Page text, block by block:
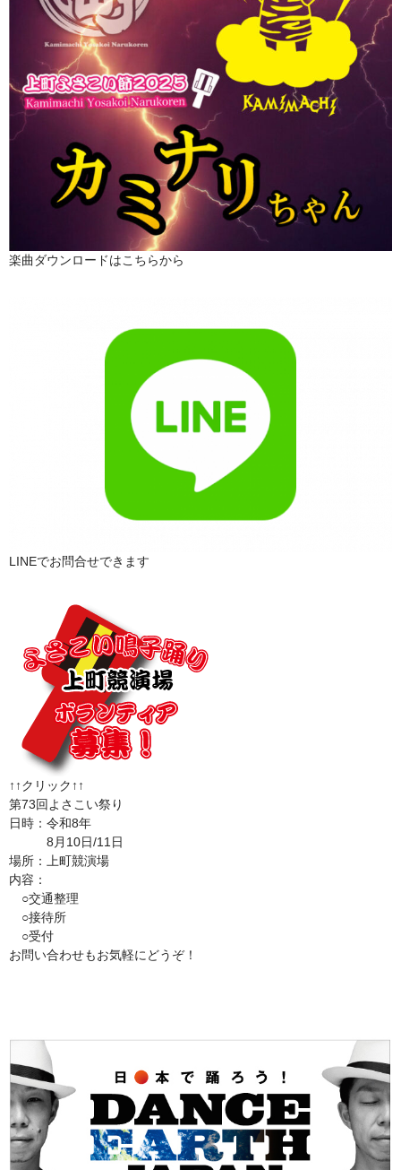
楽曲ダウンロードはこちらから
LINEでお問合せできます
↑↑クリック↑↑
第73回よさこい祭り
日時：令和8年
8月10日/11日
場所：上町競演場
内容：
○交通整理
○接待所
○受付
お問い合わせもお気軽にどうぞ！